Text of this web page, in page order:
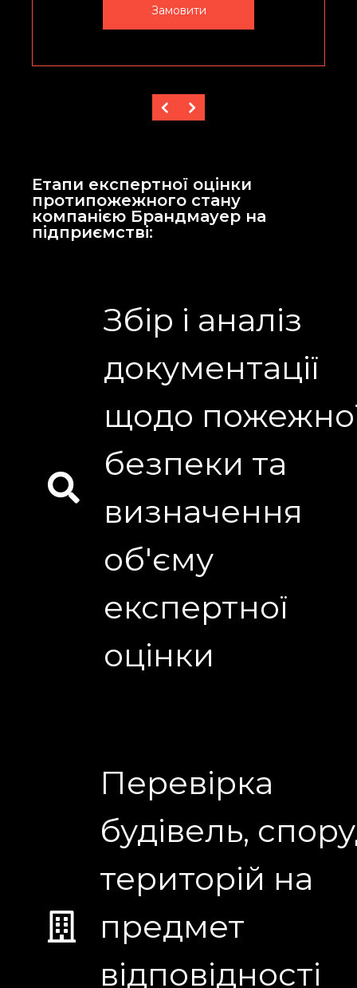
Замовити
Етапи експертної оцінки
протипожежного стану
компанією Брандмауер на
підприємстві:
Збір і аналіз
документації
щодо
безпеки та
визначення
об'єму
експертної
оцінки
Перевірка
будівель,
територій на
предмет
відповідності